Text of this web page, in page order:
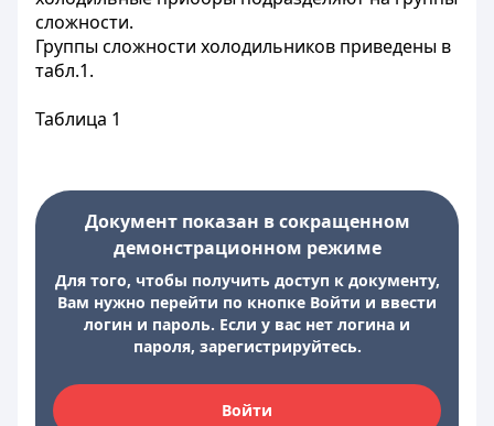
сложности.
Группы сложности холодильников приведены в
табл.1.
Таблица 1
Документ показан в сокращенном
демонстрационном режиме
Для того, чтобы получить доступ к документу,
Вам нужно перейти по кнопке Войти и ввести
логин и пароль. Если у вас нет логина и
пароля, зарегистрируйтесь.
Войти